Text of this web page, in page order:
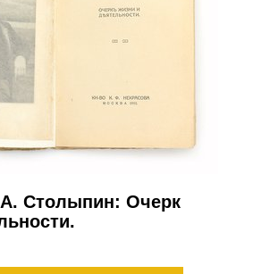
Столыпин: Очерк